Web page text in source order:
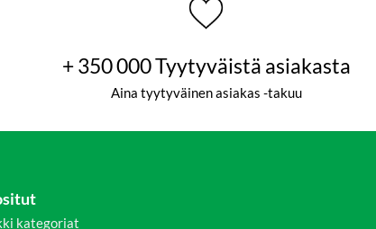
+ 350 000 Tyytyväistä asiakasta
Aina tyytyväinen asiakas -takuu
kategoriat